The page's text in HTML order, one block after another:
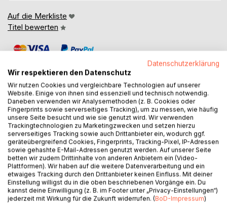
Auf die Merkliste
Titel bewerten
BESCHREIBUNG
Gedichte rund um die Weihnachtszeit.
Der Gedichteband beinhaltet mehrere Gedichte, die sowohl
die besinnliche Zeit widerspiegeln als auch die Hektik, die
rund um die Festtage herrscht. Die Verse sind hintersinnig
und hinterfragen auch die Traditionen des christlichen
Festes. Das Buch ist illustriert mit zahlreichen Fotos und
Bildern.
Datenschutzerklärung
Wir respektieren den Datenschutz
Wir nutzen Cookies und vergleichbare Technologien auf unserer
Website. Einige von ihnen sind essenziell und technisch notwendig.
Daneben verwenden wir Analysemethoden (z. B. Cookies oder
Fingerprints sowie serverseitiges Tracking), um zu messen, wie häufig
unsere Seite besucht und wie sie genutzt wird. Wir verwenden
Trackingtechnologien zu Marketingzwecken und setzen hierzu
serverseitiges Tracking sowie auch Drittanbieter ein, wodurch ggf.
geräteübergreifend Cookies, Fingerprints, Tracking-Pixel, IP-Adressen
sowie gehashte E-Mail-Adressen genutzt werden. Auf unserer Seite
betten wir zudem Drittinhalte von anderen Anbietern ein (Video-
Plattformen). Wir haben auf die weitere Datenverarbeitung und ein
etwaiges Tracking durch den Drittanbieter keinen Einfluss. Mit deiner
Einstellung willigst du in die oben beschriebenen Vorgänge ein. Du
kannst deine Einwilligung (z. B. im Footer unter „Privacy-Einstellungen“)
jederzeit mit Wirkung für die Zukunft widerrufen. (BoD-Impressum)